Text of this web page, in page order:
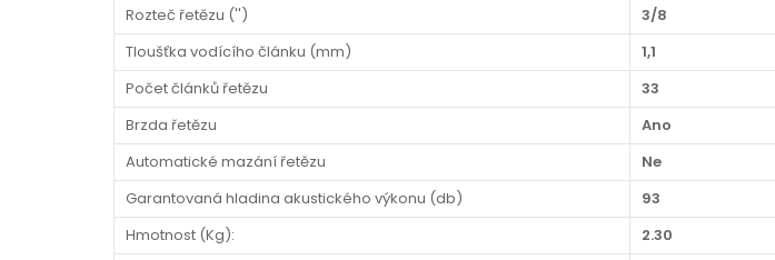
Rozteč řetězu ('')
3/8
Tloušťka vodícího článku (mm)
1,1
Počet článků řetězu
33
Brzda řetězu
Ano
Automatické mazání řetězu
Ne
Garantovaná hladina akustického výkonu (db)
93
Hmotnost (Kg):
2.30